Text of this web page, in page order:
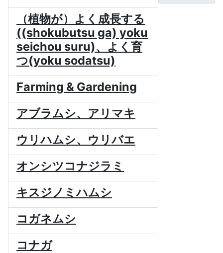
（植物が）よく成長する
((shokubutsu ga) yoku
seichou suru)、よく育
つ(yoku sodatsu)
Farming & Gardening
アブラムシ、アリマキ
ウリハムシ、ウリバエ
オンシツコナジラミ
キスジノミハムシ
コガネムシ
コナガ